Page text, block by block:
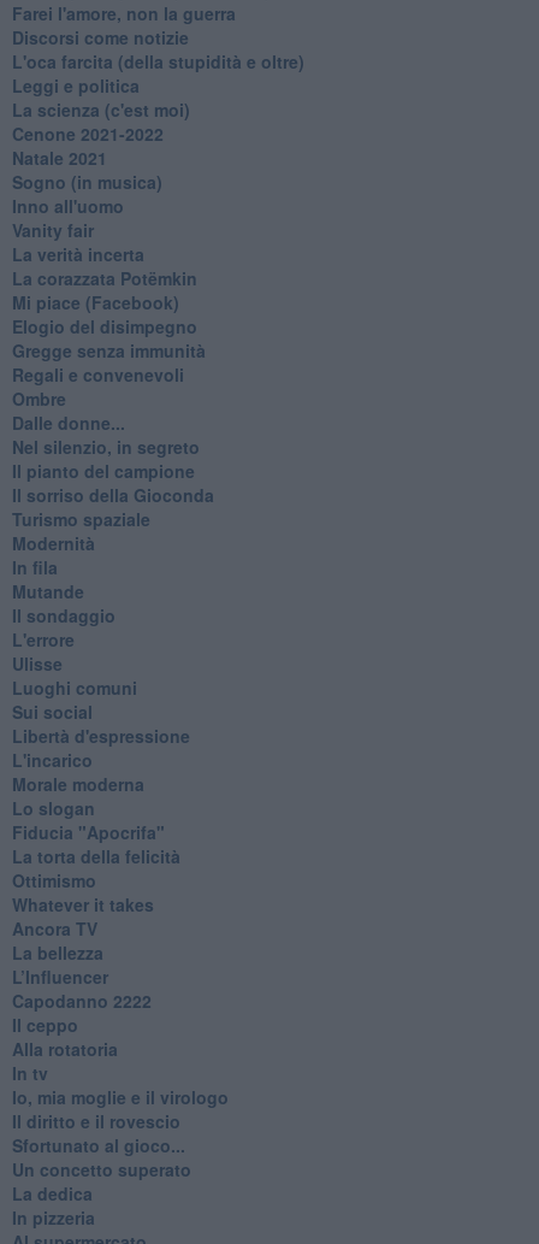
Farei l'amore, non la guerra
Discorsi come notizie
L'oca farcita (della stupidità e oltre)
Leggi e politica
La scienza (c'est moi)
Cenone 2021-2022
Natale 2021
Sogno (in musica)
Inno all'uomo
Vanity fair
La verità incerta
La corazzata Potëmkin
Mi piace (Facebook)
Elogio del disimpegno
Gregge senza immunità
Regali e convenevoli
Ombre
Dalle donne...
Nel silenzio, in segreto
Il pianto del campione
Il sorriso della Gioconda
Turismo spaziale
Modernità
In fila
Mutande
Il sondaggio
L'errore
Ulisse
Luoghi comuni
Sui social
Libertà d'espressione
L'incarico
Morale moderna
Lo slogan
Fiducia "Apocrifa"
La torta della felicità
Ottimismo
Whatever it takes
Ancora TV
La bellezza
L’Influencer
​Capodanno 2222
Il ceppo
Alla rotatoria
In tv
Io, mia moglie e il virologo
Il diritto e il rovescio
Sfortunato al gioco...
Un concetto superato
La dedica
In pizzeria